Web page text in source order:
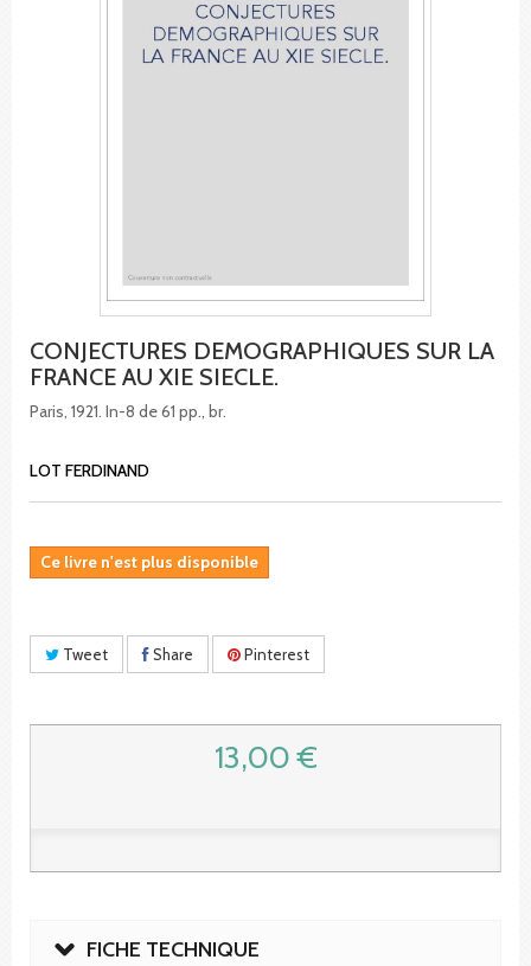
CONJECTURES DEMOGRAPHIQUES SUR LA
FRANCE AU XIE SIECLE.
Paris, 1921. In-8 de 61 pp., br.
LOT FERDINAND
Ce livre n'est plus disponible
Tweet Share Pinterest
13,00 €
FICHE TECHNIQUE